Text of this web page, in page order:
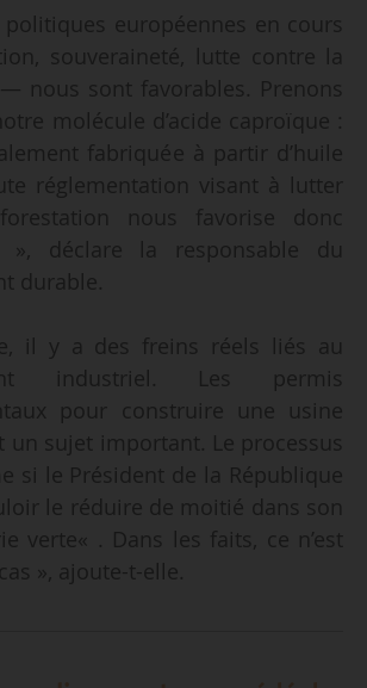
politiques européennes en cours
souveraineté, lutte contre la
nous sont favorables. Prenons
molécule d’acide caproïque :
fabriquée à partir d’huile
réglementation visant à lutter
nous favorise donc
», déclare la responsable du
durable.
il y a des freins réels liés au
industriel. Les permis
pour construire une usine
un sujet important. Le processus
si le Président de la République
le réduire de moitié dans son
verte« . Dans les faits, ce n’est
», ajoute-t-elle.